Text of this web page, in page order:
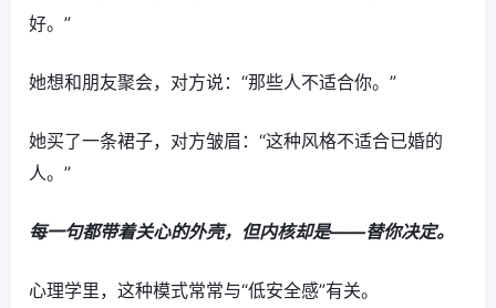
好。”
她想和朋友聚会，对方说：“那些人不适合你。”
她买了一条裙子，对方皱眉：“这种风格不适合已婚的
人。”
每一句都带着关心的外壳，但内核却是——替你决定。
心理学里，这种模式常常与“低安全感”有关。